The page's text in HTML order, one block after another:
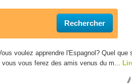
Rechercher
voulez apprendre l'Espagnol? Quel
vous ferez des amis venus du m...